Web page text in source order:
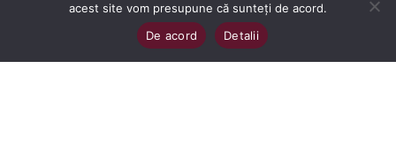
acest site vom presupune că sunteți de acord.
De acord
Detalii